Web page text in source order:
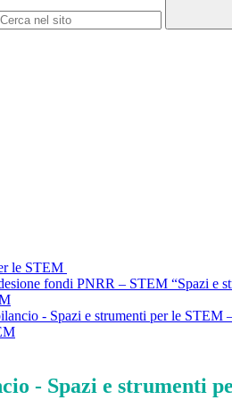
le STEM
fondi PNRR – STEM “Spazi e
- Spazi e strumenti per le STEM
- Spazi e strumenti